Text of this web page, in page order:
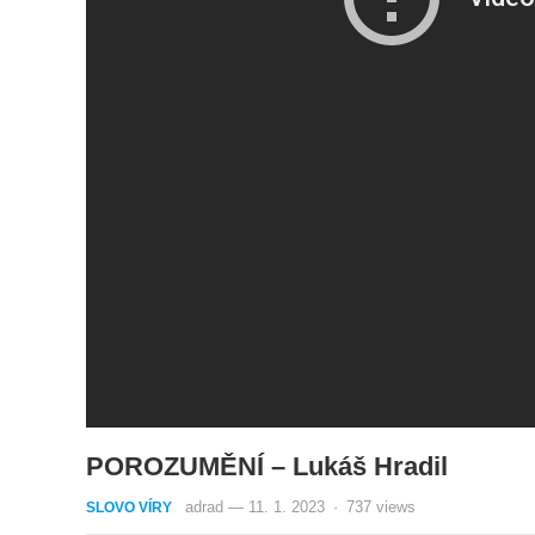
POROZUMĚNÍ – Lukáš Hradil
SLOVO VÍRY adrad — 11. 1. 2023 · 737 views